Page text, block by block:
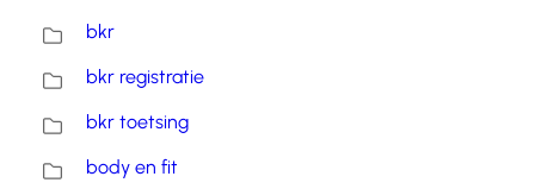
bkr
bkr registratie
bkr toetsing
body en fit